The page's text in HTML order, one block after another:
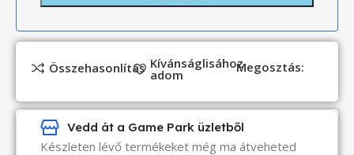
Összehasonlítás Kívánságlisához
adom Megosztás:
Vedd át a Game Park üzletből
Készleten lévő termékeket még ma átveheted